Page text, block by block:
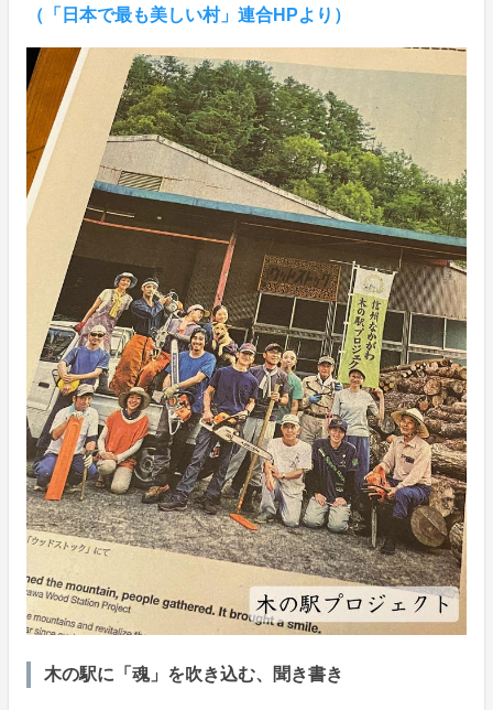
（「日本で最も美しい村」連合HPより）
木の駅に「魂」を吹き込む、聞き書き